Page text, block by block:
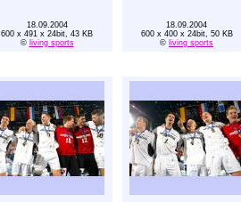
18.09.2004
600 x 491 x 24bit, 43 KB
© living sports
18.09.2004
600 x 400 x 24bit, 50 KB
© living sports